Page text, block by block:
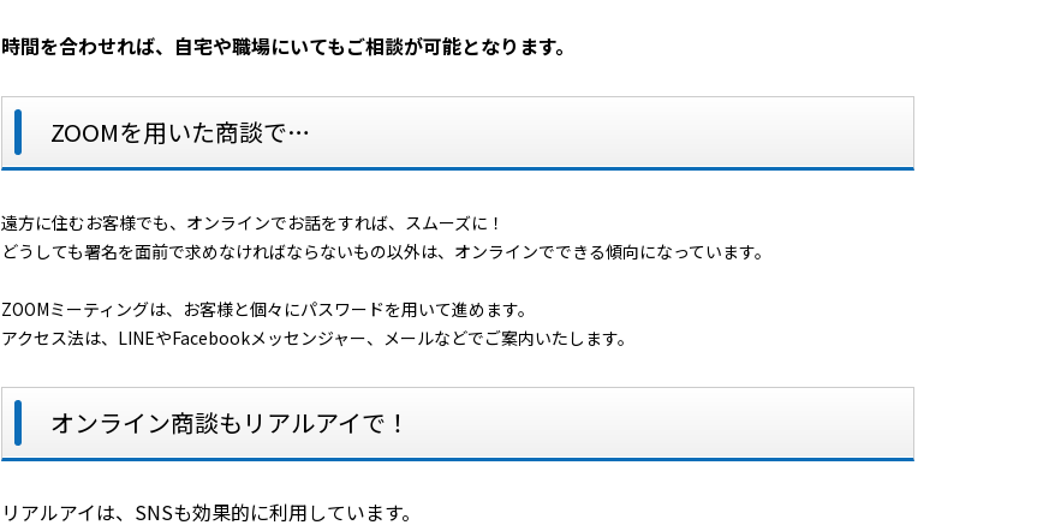
時間を合わせれば、自宅や職場にいてもご相談が可能となります。
ZOOMを用いた商談で…
遠方に住むお客様でも、オンラインでお話をすれば、スムーズに！
どうしても署名を面前で求めなければならないもの以外は、オンラインでできる傾向になっています。
ZOOMミーティングは、お客様と個々にパスワードを用いて進めます。
アクセス法は、LINEやFacebookメッセンジャー、メールなどでご案内いたします。
オンライン商談もリアルアイで！
リアルアイは、SNSも効果的に利用しています。